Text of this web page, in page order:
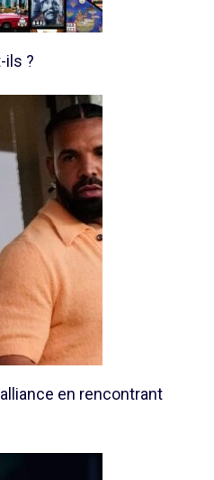
ils ?
en rencontrant